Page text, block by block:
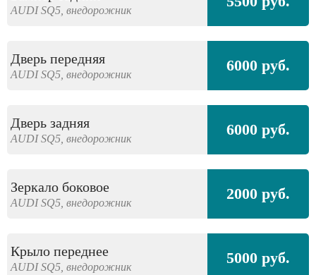
AUDISQ5, внедорожник
Дверь передняя
AUDISQ5, внедорожник 6000 руб.
Дверь задняя
AUDISQ5, внедорожник 6000 руб.
Зеркало боковое
AUDISQ5, внедорожник 2000 руб.
Крыло переднее
AUDISQ5, внедорожник 5000 руб.